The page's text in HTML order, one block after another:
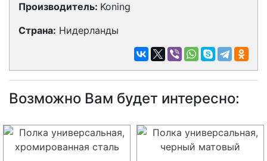
Производитель: Koning
Страна: Нидерланды
Возможно Вам будет интересно: